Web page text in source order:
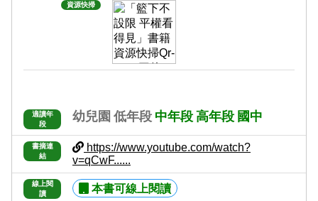
資源快掃
適讀年
段
幼兒園 低年段 中年段 高年段 國中
書摘連
結
https://www.youtube.com/watch?
v=qCwF......
線上閱
讀
本書可線上閱讀